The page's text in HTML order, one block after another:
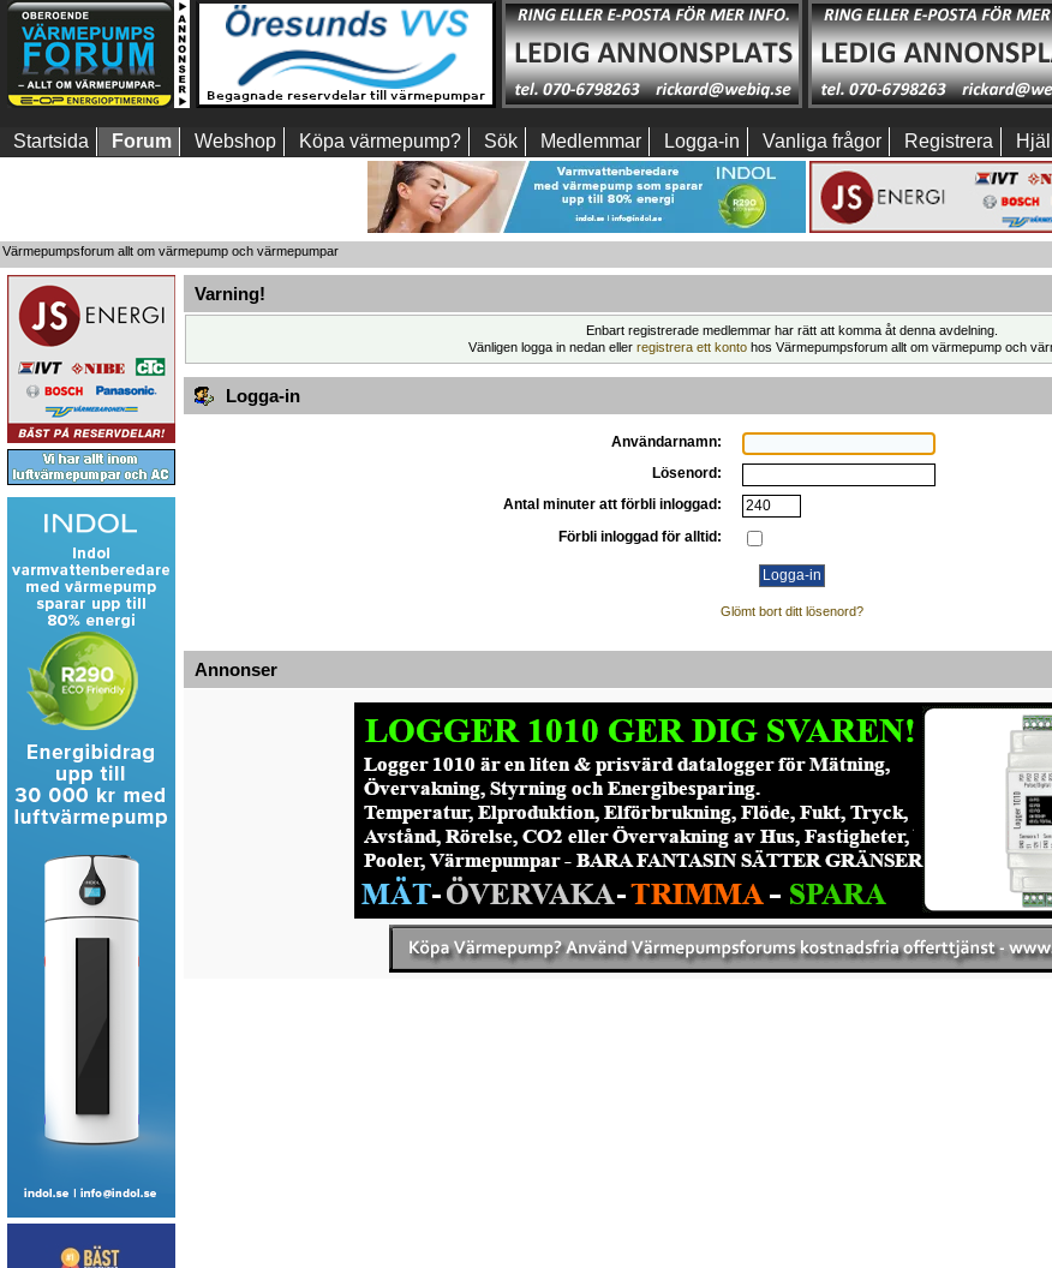
Startsida Forum Webshop Köpa värmepump? Sök Medlemmar Logga-in Vanliga frågor Registrera
Värmepumpsforum allt om värmepump och värmepumpar
Varning!
Enbart registrerade medlemmar har rätt att komma åt denna avdelning.
Vänligen logga in nedan eller registrera ett konto hos Värmepumpsforum allt om värmepump och
Logga-in
Användarnamn:
Lösenord:
Antal minuter att förbli inloggad:
Förbli inloggad för alltid:
Glömt bort ditt lösenord?
Annonser